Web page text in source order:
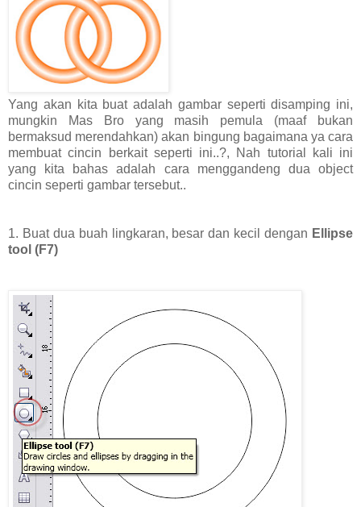
Yang akan kita buat adalah gambar seperti disamping ini,
mungkin Mas Bro yang masih pemula (maaf bukan
bermaksud merendahkan) akan bingung bagaimana ya cara
membuat cincin berkait seperti ini..?, Nah tutorial kali ini
yang kita bahas adalah cara menggandeng dua object
cincin seperti gambar tersebut..
1. Buat dua buah lingkaran, besar dan kecil dengan Ellipse
tool (F7)